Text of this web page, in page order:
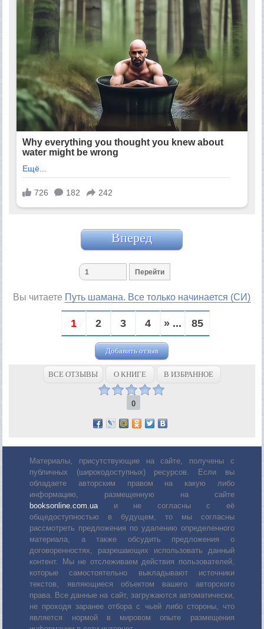
Вперед
Вы читаете Путь шамана. Все только начинается (СИ)
1 2 3 4 » ... 85
Добавить отзыв
ВСЕ ОТЗЫВЫ О КНИГЕ В ИЗБРАННОЕ
0
Материалы, присутствующие на сайте, получены с
публичных (широкодоступных) ресурсов. Если вы
обладаете авторским правом на какую либо
информацию, размещенную на сайте
booksonline.com.uaи не согласны с её
общедоступностью в будущем, то мы согласны
рассмотреть предложения по удалению определенного
материала, а также обсудить предложения о
договоренностях, разрешающих использовать данный
контент. Мы не отслеживаем действия пользователей,
которые самостоятельно выкладывают источники
текстов, являющиеся объектом вашего авторского
права. Все данные на сайт, загружаются автоматически,
не проходя заранее отбора с чьей либо стороны, что
является нормой в мировом опыте размещения